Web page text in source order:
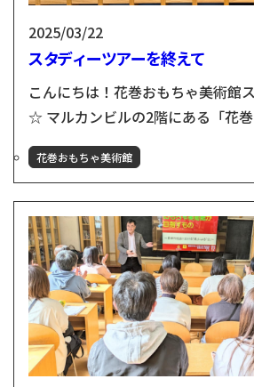
2025/03/22
スタディーツアーを終えて
こんにちは！花巻おもちゃ美術館
☆ マルカンビルの2階にある「花
館」。岩手県産の木材を30種類以
た館内に、たくさんのおもちゃを
おもちゃ美術館スタッフの中川＆
120周年記念事業として企画した東
スタディーツアー✨今回は、スタ
た今の花巻おもちゃ...
花巻おもちゃ美術館